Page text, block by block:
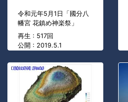
令和元年5月1日「國分八
幡宮 花鎮め神楽祭」
再生 : 517回
公開 : 2019.5.1